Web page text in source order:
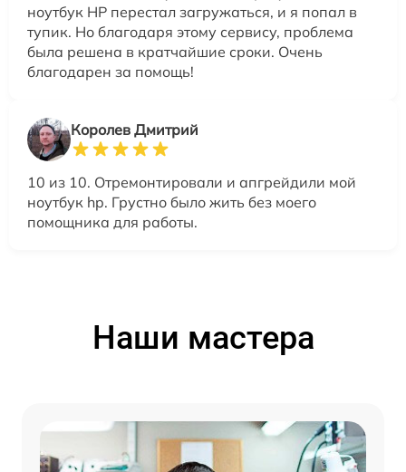
ноутбук HP перестал загружаться, и я попал в
тупик. Но благодаря этому сервису, проблема
была решена в кратчайшие сроки. Очень
благодарен за помощь!
Королев Дмитрий
10 из 10. Отремонтировали и апгрейдили мой
ноутбук hp. Грустно было жить без моего
помощника для работы.
Наши мастера